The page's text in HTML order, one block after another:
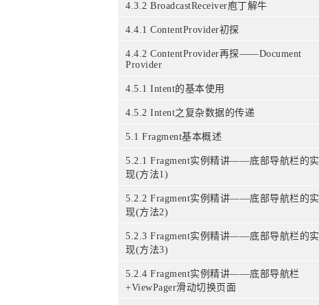
4.3.2 BroadcastReceiver庖丁解牛
4.4.1 ContentProvider初探
4.4.2 ContentProvider再探——Document
Provider
4.5.1 Intent的基本使用
4.5.2 Intent之复杂数据的传递
5.1 Fragment基本概述
5.2.1 Fragment实例精讲——底部导航栏的实
现(方法1)
5.2.2 Fragment实例精讲——底部导航栏的实
现(方法2)
5.2.3 Fragment实例精讲——底部导航栏的实
现(方法3)
5.2.4 Fragment实例精讲——底部导航栏
+ViewPager滑动切换页面